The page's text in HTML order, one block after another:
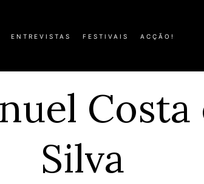
ENTREVISTAS FESTIVAIS ACÇÃO!
Costa
Silva